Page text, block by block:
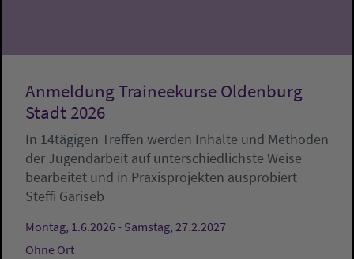
Anmeldung Traineekurse Oldenburg
Stadt 2026
In 14tägigen Treffen werden Inhalte und Methoden
der Jugendarbeit auf unterschiedlichste Weise
bearbeitet und in Praxisprojekten ausprobiert
Steffi Gariseb
Montag, 1.6.2026 - Samstag, 27.2.2027
Ohne Ort